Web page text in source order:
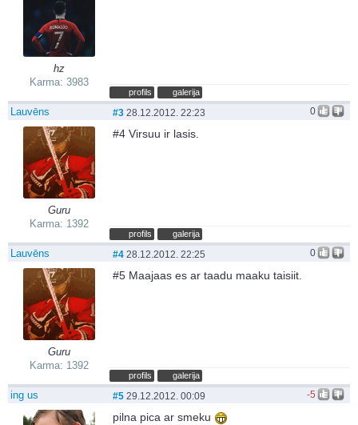
hz
Karma: 3983
profils galerija
Lauvēns
Guru
Karma: 1392
0
#3 28.12.2012. 22:23
#4 Virsuu ir lasis.
profils galerija
Lauvēns
Guru
Karma: 1392
0
#4 28.12.2012. 22:25
#5 Maajaas es ar taadu maaku taisiit.
profils galerija
ing us -5
#5 29.12.2012. 00:09
pilna pica ar smeku